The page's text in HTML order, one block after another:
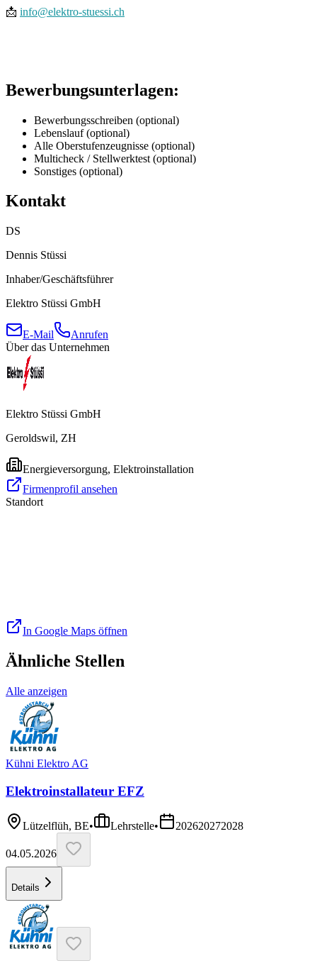
📩 info@elektro-stuessi.ch
Bewerbungsunterlagen:
Bewerbungsschreiben (optional)
Lebenslauf (optional)
Alle Oberstufenzeugnisse (optional)
Multicheck / Stellwerktest (optional)
Sonstiges (optional)
Kontakt
DS
Dennis Stüssi
Inhaber/Geschäftsführer
Elektro Stüssi GmbH
E-Mail
Anrufen
Über das Unternehmen
Elektro Stüssi GmbH
Geroldswil, ZH
Energieversorgung, Elektroinstallation
Firmenprofil ansehen
Standort
In Google Maps öffnen
Ähnliche Stellen
Alle anzeigen
Kühni Elektro AG
Elektroinstallateur EFZ
Lützelflüh, BE• Lehrstelle• 202620272028
04.05.2026
Details